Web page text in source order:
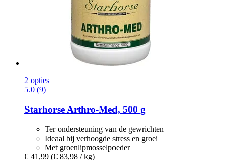
2 opties
5.0 (9)
Starhorse Arthro-​Med, 500 g
Ter ondersteuning van de gewrichten
Ideaal bij verhoogde stress en groei
Met groenlipmosselpoeder
€ 41,99 (€ 83,98 / kg)